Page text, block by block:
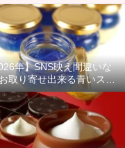
年】SNS映え間違いな
取り寄せ出来る青いスイ
ーツ商品をご紹介！